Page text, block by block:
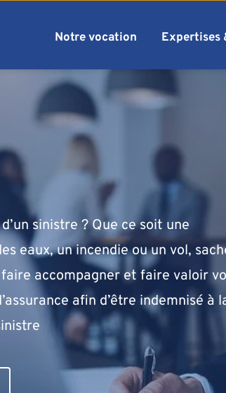
Notre vocation Expertises
sinistre ? Que ce soit une
eaux, un incendie ou un vol,
accompagner et faire valoir
afin d’être indemnisé à